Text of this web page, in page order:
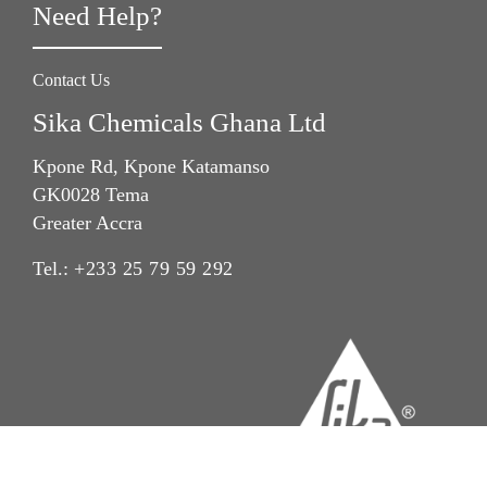
Need Help?
Contact Us
Sika Chemicals Ghana Ltd
Kpone Rd, Kpone Katamanso
GK0028 Tema
Greater Accra
Tel.: +233 25 79 59 292